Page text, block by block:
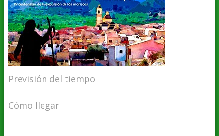
Previsión del tiempo
Cómo llegar